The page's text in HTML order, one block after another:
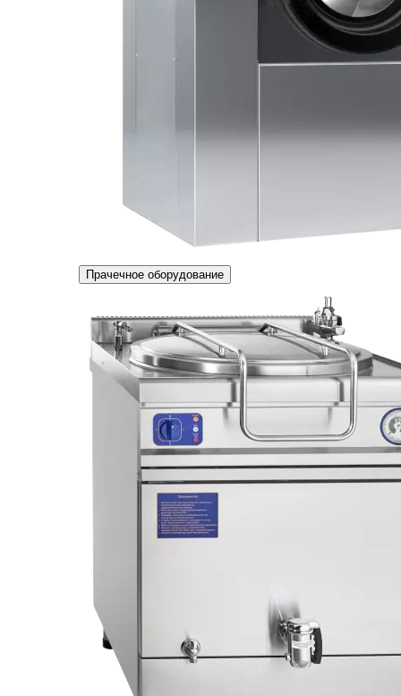
Прачечное оборудование